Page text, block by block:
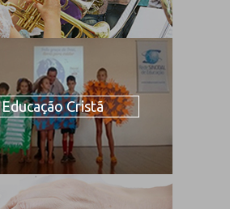
Educação Cristã